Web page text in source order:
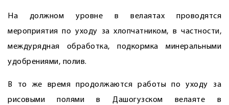
На должном уровне в велаятах проводятся
мероприятия по уходу за хлопчатником, в частности,
междурядная обработка, подкормка минеральными
удобрениями, полив.
В то же время продолжаются работы по уходу за
рисовыми полями в Дашогузском велаяте в